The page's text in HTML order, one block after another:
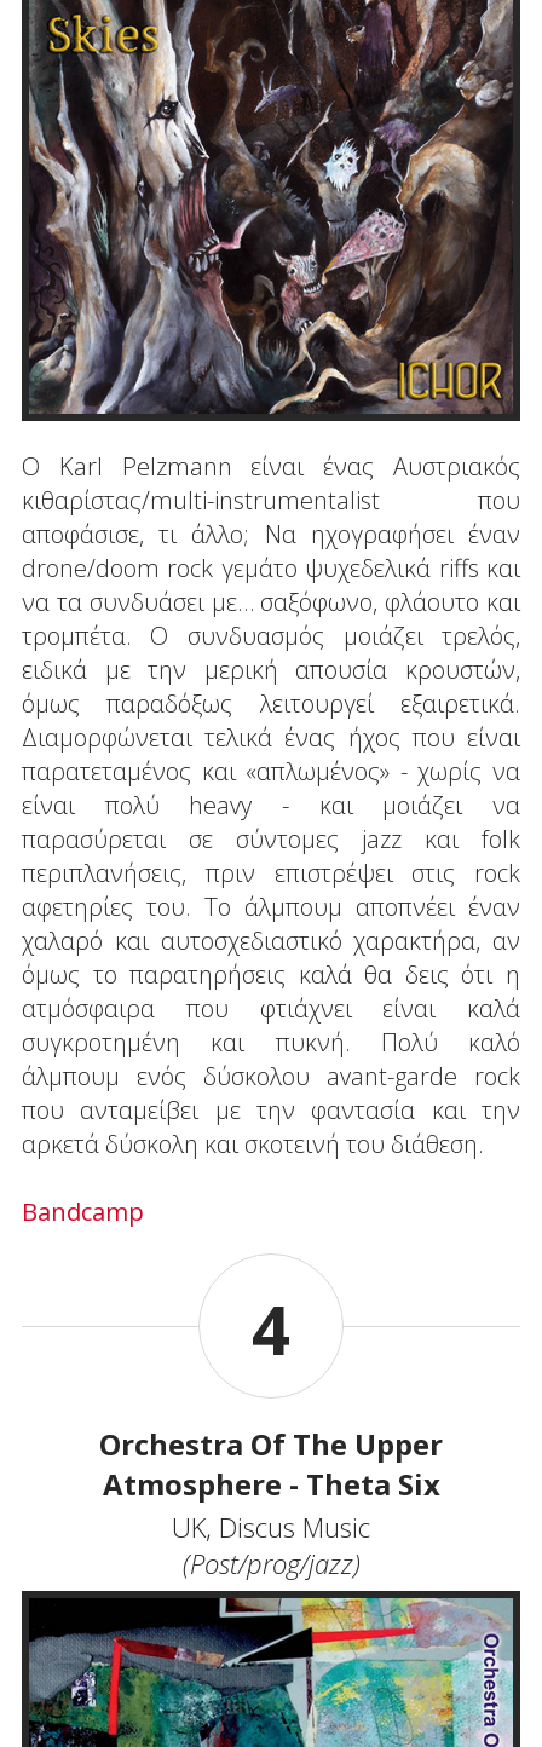
Ο Karl Pelzmann είναι ένας Αυστριακός
κιθαρίστας/multi-instrumentalist που
αποφάσισε, τι άλλο; Να ηχογραφήσει έναν
drone/doom rock γεμάτο ψυχεδελικά riffs και
να τα συνδυάσει με… σαξόφωνο, φλάουτο και
τρομπέτα. Ο συνδυασμός μοιάζει τρελός,
ειδικά με την μερική απουσία κρουστών,
όμως παραδόξως λειτουργεί εξαιρετικά.
Διαμορφώνεται τελικά ένας ήχος που είναι
παρατεταμένος και «απλωμένος» - χωρίς να
είναι πολύ heavy - και μοιάζει να
παρασύρεται σε σύντομες jazz και folk
περιπλανήσεις, πριν επιστρέψει στις rock
αφετηρίες του. Το άλμπουμ αποπνέει έναν
χαλαρό και αυτοσχεδιαστικό χαρακτήρα, αν
όμως το παρατηρήσεις καλά θα δεις ότι η
ατμόσφαιρα που φτιάχνει είναι καλά
συγκροτημένη και πυκνή. Πολύ καλό
άλμπουμ ενός δύσκολου avant-garde rock
που ανταμείβει με την φαντασία και την
αρκετά δύσκολη και σκοτεινή του διάθεση.
Bandcamp
4
Orchestra Of The Upper
Atmosphere - Theta Six
UK, Discus Music
(Post/prog/jazz)